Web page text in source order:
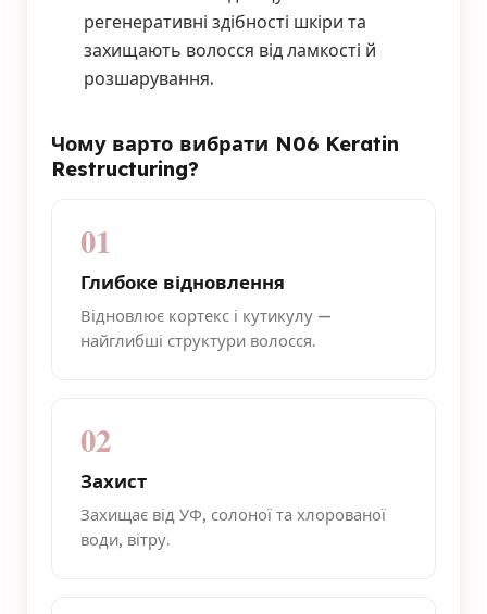
регенеративні здібності шкіри та
захищають волосся від ламкості й
розшарування.
Чому варто вибрати N06 Keratin
Restructuring?
01
Глибоке відновлення
Відновлює кортекс і кутикулу —
найглибші структури волосся.
02
Захист
Захищає від УФ, солоної та хлорованої
води, вітру.